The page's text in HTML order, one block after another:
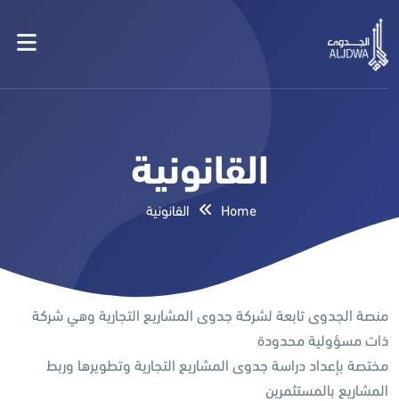
القانونية
Home القانونية
منصة الجدوى تابعة لشركة جدوى المشاريع التجارية وهي شركة
ذات مسؤولية محدودة
مختصة بإعداد دراسة جدوى المشاريع التجارية وتطويرها وربط
المشاريع بالمستثمرين